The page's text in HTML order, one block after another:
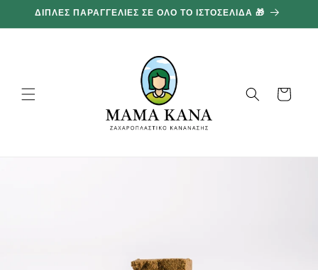
προχωρήστε
στο
ΔΙΠΛΕΣ ΠΑΡΑΓΓΕΛΙΕΣ ΣΕ ΟΛΟ ΤΟ ΙΣΤΟΣΕΛΙΔΑ 🎁
Καλάθι